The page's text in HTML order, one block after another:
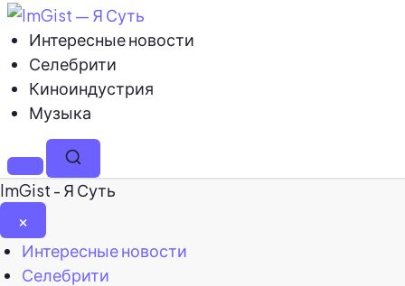
Интересные новости
Селебрити
Киноиндустрия
Музыка
МенюПоиск
ImGist - Я Суть
×
Закрыть
меню
Интересные новости
Селебрити